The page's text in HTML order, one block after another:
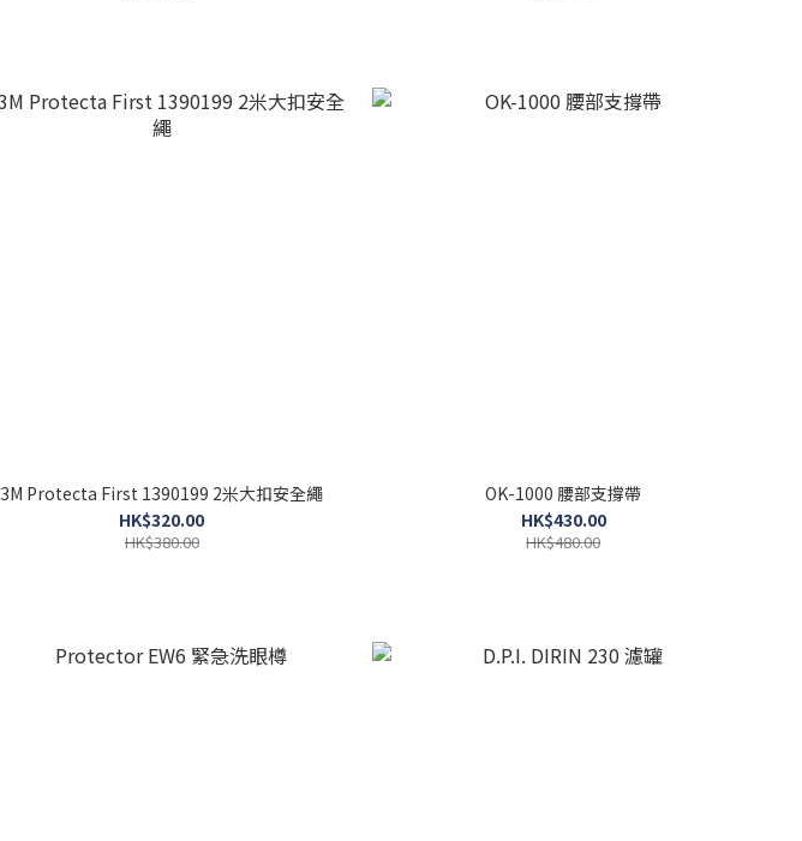
3M Protecta First 1390199 2米大扣安全繩
HK$320.00
HK$380.00
OK-1000 腰部支撐帶
HK$430.00
HK$480.00